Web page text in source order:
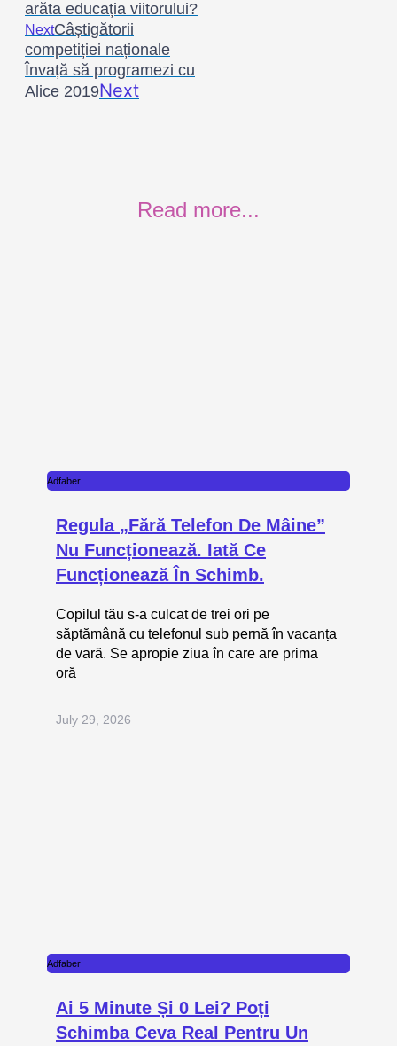
arăta educația viitorului?
NextCâștigătorii
competiției naționale
Învață să programezi cu
Alice 2019Next
Read more...
Adfaber
Regula „fără Telefon De Mâine”
Nu Funcționează. Iată Ce
Funcționează În Schimb.
Copilul tău s-a culcat de trei ori pe
săptămână cu telefonul sub pernă în vacanța
de vară. Se apropie ziua în care are prima
oră
July 29, 2026
Adfaber
Ai 5 Minute Și 0 Lei? Poți
Schimba Ceva Real Pentru Un